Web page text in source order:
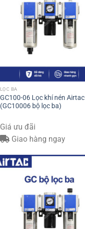
LỌC BA
GC100-06 Lọc khí nén Airtac
(GC10006 bộ lọc ba)
Giá ưu đãi
Giao hàng ngay